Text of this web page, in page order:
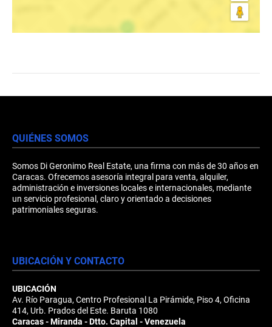
QUIÉNES SOMOS
Somos Di Geronimo Real Estate, una firma con más de 30 años en
Caracas. Ofrecemos asesoría integral para venta, alquiler,
administración e inversiones locales e internacionales, mediante
un servicio profesional, claro y orientado a decisiones
patrimoniales seguras.
UBICACIÓN Y CONTACTO
UBICACIÓN
Av. Río Paragua, Centro Profesional La Pirámide, Piso 4, Oficina
414, Urb. Prados del Este. Baruta 1080
Caracas - Miranda - Dtto. Capital - Venezuela